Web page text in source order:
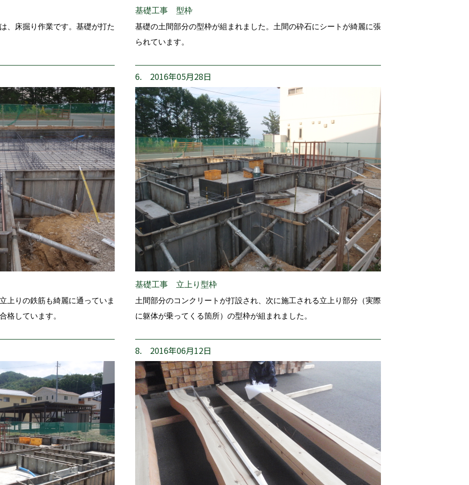
、床掘り作業です。基礎が打た
基礎工事 型枠
基礎の土間部分の型枠が組まれました。土間の砕石にシートが綺麗に張
られています。
上りの鉄筋も綺麗に通っていま
格しています。
6. 2016年05月28日
基礎工事 立上り型枠
土間部分のコンクリートが打設され、次に施工される立上り部分（実際
に躯体が乗ってくる箇所）の型枠が組まれました。
8. 2016年06月12日